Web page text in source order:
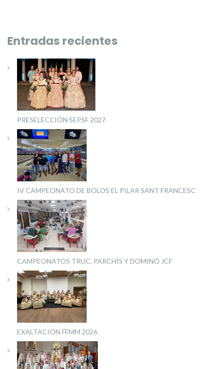
Entradas recientes
PRESELECCIÓN SEPSF 2027
IV CAMPEONATO DE BOLOS EL PILAR SANT FRANCESC
CAMPEONATOS TRUC, PARCHÍS Y DOMINÓ JCF
EXALTACIÓN FFMM 2026